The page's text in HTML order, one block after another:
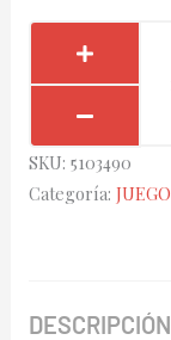
SKU: 5103490
Categoría:
DESCRIPCIÓN